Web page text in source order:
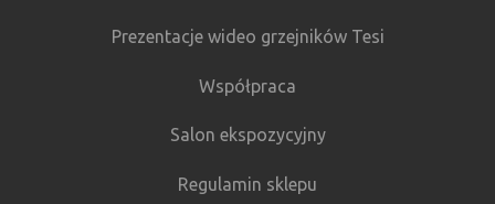
Prezentacje wideo grzejników Tesi
Współpraca
Salon ekspozycyjny
Regulamin sklepu